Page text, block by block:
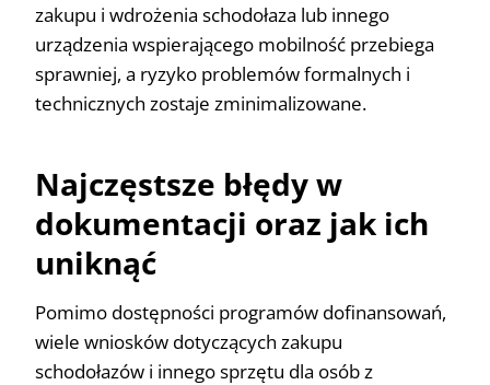
zakupu i wdrożenia schodołaza lub innego
urządzenia wspierającego mobilność przebiega
sprawniej, a ryzyko problemów formalnych i
technicznych zostaje zminimalizowane.
Najczęstsze błędy w
dokumentacji oraz jak ich
uniknąć
Pomimo dostępności programów dofinansowań,
wiele wniosków dotyczących zakupu
schodołazów i innego sprzętu dla osób z